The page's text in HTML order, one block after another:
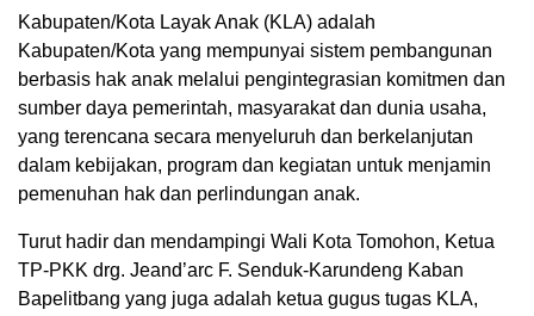
Kabupaten/Kota Layak Anak (KLA) adalah
Kabupaten/Kota yang mempunyai sistem pembangunan
berbasis hak anak melalui pengintegrasian komitmen dan
sumber daya pemerintah, masyarakat dan dunia usaha,
yang terencana secara menyeluruh dan berkelanjutan
dalam kebijakan, program dan kegiatan untuk menjamin
pemenuhan hak dan perlindungan anak.
Turut hadir dan mendampingi Wali Kota Tomohon, Ketua
TP-PKK drg. Jeand’arc F. Senduk-Karundeng Kaban
Bapelitbang yang juga adalah ketua gugus tugas KLA,